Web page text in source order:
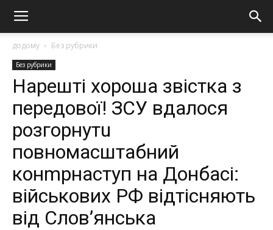
додому Без рубрики
Без рубрики
Нарешті хороша звістка з
передової! ЗСУ вдалося
розгорнутu
повномасштабний
конmрнaступ нa Донбaсі:
військових РФ відтісняють
від Слов’янськa